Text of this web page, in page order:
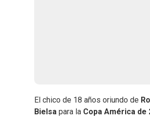
El chico de 18 años oriundo de
Bielsa para la Copa América de